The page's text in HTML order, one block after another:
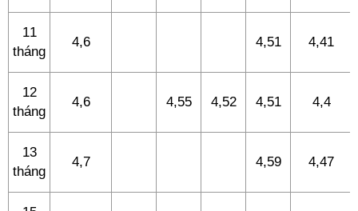
11
tháng
4,6 4,51 4,41
12
tháng
4,6 4,55 4,52 4,51 4,4
13
tháng
4,7 4,59 4,47